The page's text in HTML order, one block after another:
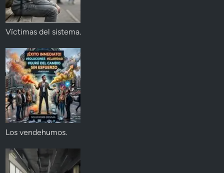
Víctimas del sistema.
Los vendehumos.